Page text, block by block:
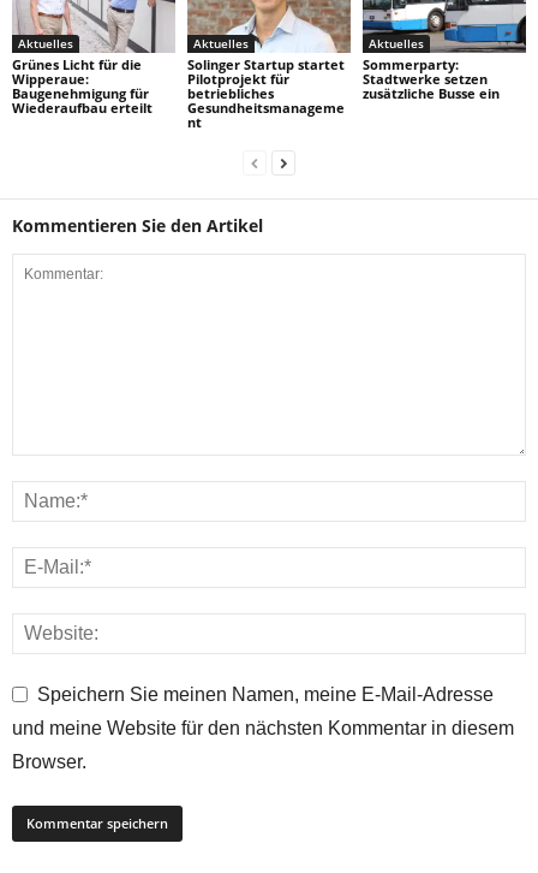
Aktuelles
Grünes Licht für die
Wipperaue:
Baugenehmigung für
Wiederaufbau erteilt
Aktuelles
Solinger Startup startet
Pilotprojekt für
betriebliches
Gesundheitsmanageme
nt
Aktuelles
Sommerparty:
Stadtwerke setzen
zusätzliche Busse ein
Kommentieren Sie den Artikel
Speichern Sie meinen Namen, meine E-Mail-Adresse
und meine Website für den nächsten Kommentar in diesem
Browser.